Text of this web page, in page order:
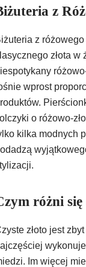
z
z różowego
złota w
wprost
o różowo-
kilka modnych
różni się
złoto jest
Im więcej